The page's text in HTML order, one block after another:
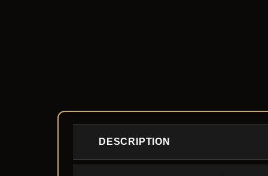
DESCRIPTION